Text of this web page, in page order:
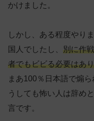
かけました。
しかし、ある程度やり
国人でしたし、 別に作
者でもビビる必要はあ
まあ100％日本語で煽
うしても怖い人は辞め
言です。